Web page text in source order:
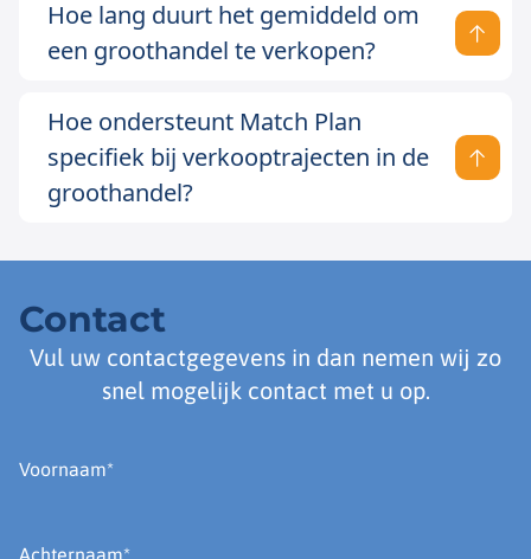
Hoe lang duurt het gemiddeld om
een groothandel te verkopen?
Hoe ondersteunt Match Plan
specifiek bij verkooptrajecten in de
groothandel?
Contact
Vul uw contactgegevens in dan nemen wij zo
snel mogelijk contact met u op.